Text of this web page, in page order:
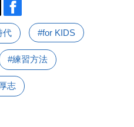
代 #for KIDS
#練習方法
志